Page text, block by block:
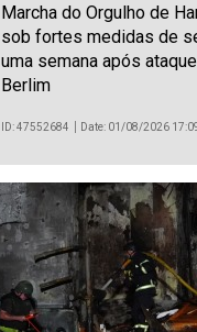
Marcha do Orgulho de
sob fortes medidas de
uma semana após
Berlim
ID: 47552684 Date: 01/08/2026